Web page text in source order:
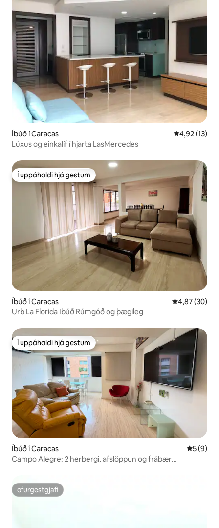
Íbúð í Caracas 4,92 af 5 í
4,92 (13)
Lúxus og einkalíf í hjarta LasMercedes
Í uppáhaldi hjá gestum
Í uppáhaldi hjá gestum
Íbúð í Caracas 4,87 af 5 í
4,87 (30)
Urb La Florida Íbúð Rúmgóð og þægileg
Í uppáhaldi hjá gestum
Í uppáhaldi hjá gestum
Íbúð í Caracas 5 af 5 í
5 (9)
Campo Alegre: 2 herbergi, afslöppun og frábær
ofurgestgjafi
ofurgestgjafi